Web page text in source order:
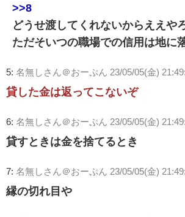
>>8
どうせ渡してくれないからええや
ただそいつの職場での信用は地に
5: 名無しさん＠おーぷん 23/05/05(金)
貸した金は返ってこないぞ
6: 名無しさん＠おーぷん 23/05/05(金)
貸すときは金を捨てるとき
7: 名無しさん＠おーぷん 23/05/05(金)
縁の切れ目や